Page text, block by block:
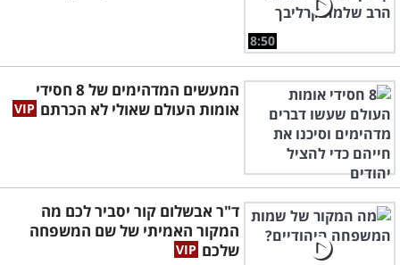
8:50
המעשים המדהימים של 8 חסידי
אומות העולם שאולי לא הכרתם
ד"ר אבשלום קור יסביר לכם מה
המקור האמיתי של שם המשפחה
שלכם